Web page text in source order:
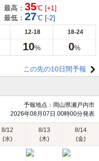
最高： 35℃ [+1]
最低： 27℃ [-2]
12-18 18-24
10% 0%
この先の10日間予報
予報地点：岡山県瀬戸内市
2026年08月07日 00時00分発表
8/12
(水)
8/13
(木)
8/14
(金)